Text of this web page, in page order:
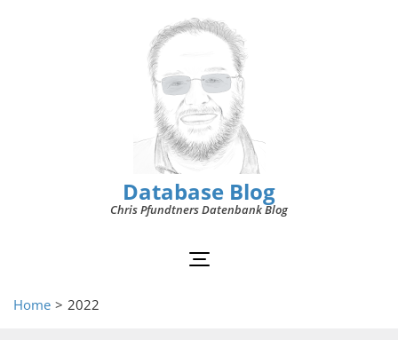
Database Blog
Chris Pfundtners Datenbank Blog
Home > 2022